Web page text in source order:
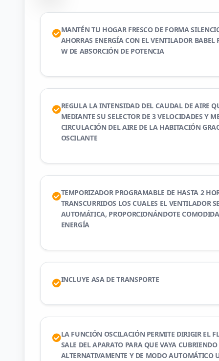
MANTÉN TU HOGAR FRESCO DE FORMA
AHORRAS ENERGÍA CON EL VENTILADOR BABEL
W DE ABSORCIÓN DE POTENCIA
REGULA LA INTENSIDAD DEL CAUDAL DE AIRE
MEDIANTE SU SELECTOR DE 3 VELOCIDADES Y
CIRCULACIÓN DEL AIRE DE LA HABITACIÓN
OSCILANTE
TEMPORIZADOR PROGRAMABLE DE HASTA 2
TRANSCURRIDOS LOS CUALES EL VENTILADOR
AUTOMÁTICA, PROPORCIONÁNDOTE
ENERGÍA
INCLUYE ASA DE TRANSPORTE
LA FUNCIÓN OSCILACIÓN PERMITE DIRIGIR EL
SALE DEL APARATO PARA QUE VAYA CUBRIENDO
ALTERNATIVAMENTE Y DE MODO AUTOMÁTICO